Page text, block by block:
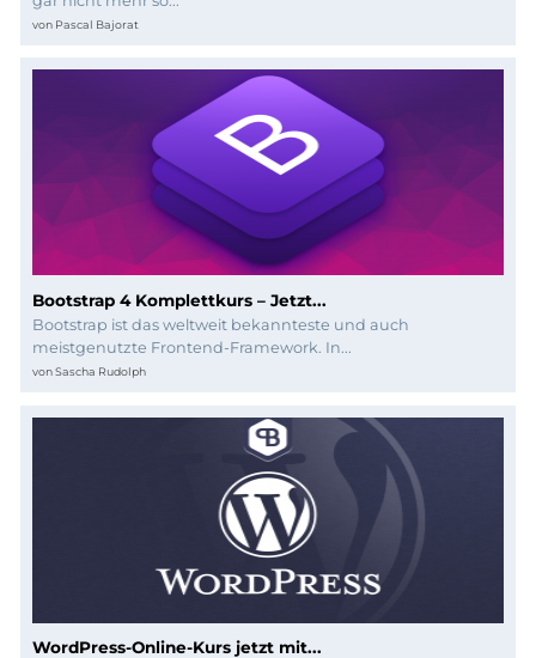
von Pascal Bajorat
Bootstrap 4 Komplettkurs – Jetzt...
Bootstrap ist das weltweit bekannteste und auch
meistgenutzte Frontend-Framework. In...
vonSascha Rudolph
WordPress-Online-Kurs jetzt mit...